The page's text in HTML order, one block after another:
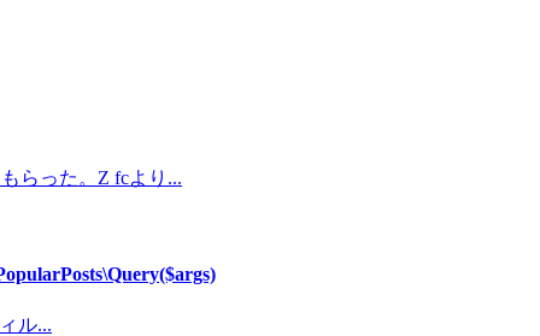
らった。Z fcより...
ル...